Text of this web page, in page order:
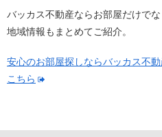
バッカス不動産ならお部屋だけで
地域情報もまとめてご紹介。
安心のお部屋探しならバッカス不
こちら